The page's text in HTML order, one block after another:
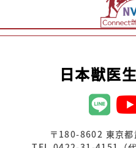
日本獣医
〒180-8602 東京